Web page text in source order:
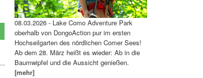
08.03.2026 - Lake Como Adventure Park
oberhalb von DongoAction pur im ersten
Hochseilgarten des nördlichen Comer Sees!
Ab dem 28. März heißt es wieder: Ab in die
Baumwipfel und die Aussicht genießen.
[mehr]